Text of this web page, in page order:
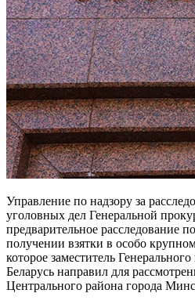
Управление по надзору за
уголовных дел Генеральной
предварительное расследование
получении взятки в особо
которое заместитель
Беларусь направил для
Центрального района города